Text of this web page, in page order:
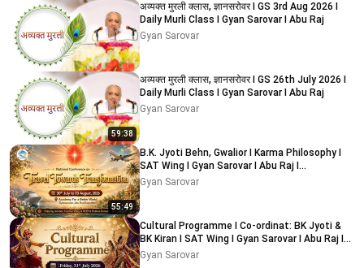
अव्यक्त मुरली क्लास, ज्ञानसरोवर I GS 3rd Aug 2026 I
Daily Murli Class I Gyan Sarovar I Abu Raj
Gyan Sarovar
59:38
अव्यक्त मुरली क्लास, ज्ञानसरोवर I GS 26th July 2026 I
Daily Murli Class I Gyan Sarovar I Abu Raj
Gyan Sarovar
55:49
B.K. Jyoti Behn, Gwalior I Karma Philosophy I
SAT Wing I Gyan Sarovar I Abu Raj I
02/08/2026
Gyan Sarovar
Cultural Programme I Co-ordinat: BK Jyoti &
BK Kiran I SAT Wing I Gyan Sarovar I Abu Raj I
1/08/2026
Gyan Sarovar